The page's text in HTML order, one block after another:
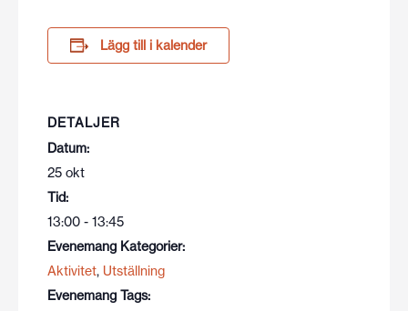
Lägg till i kalender
DETALJER
Datum:
25 okt
Tid:
13:00 - 13:45
Evenemang Kategorier:
Aktivitet, Utställning
Evenemang Tags: